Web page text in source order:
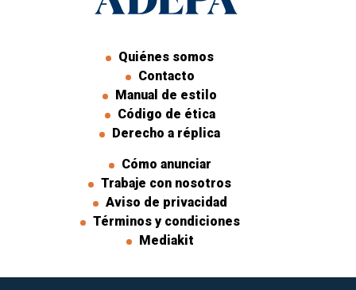
Quiénes somos
Contacto
Manual de estilo
Código de ética
Derecho a réplica
Cómo anunciar
Trabaje con nosotros
Aviso de privacidad
Términos y condiciones
Mediakit